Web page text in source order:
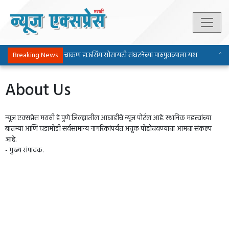
Breaking News
पिंपरी-चिंचवड चाकण हाऊसिंग सोसायटी संघटनेच्या पाठपुराव्याला यश
About Us
न्यूज एक्सप्रेस मराठी हे पुणे जिल्ह्यातील आघाडीचे न्यूज पोर्टल आहे. स्थानिक महत्त्वांच्या
बातम्या आणि घडामोडी सर्वसामान्य नागरिकांपर्यंत अचूक पोहोचवण्याचा आमचा संकल्प
आहे.
- मुख्य संपादक.